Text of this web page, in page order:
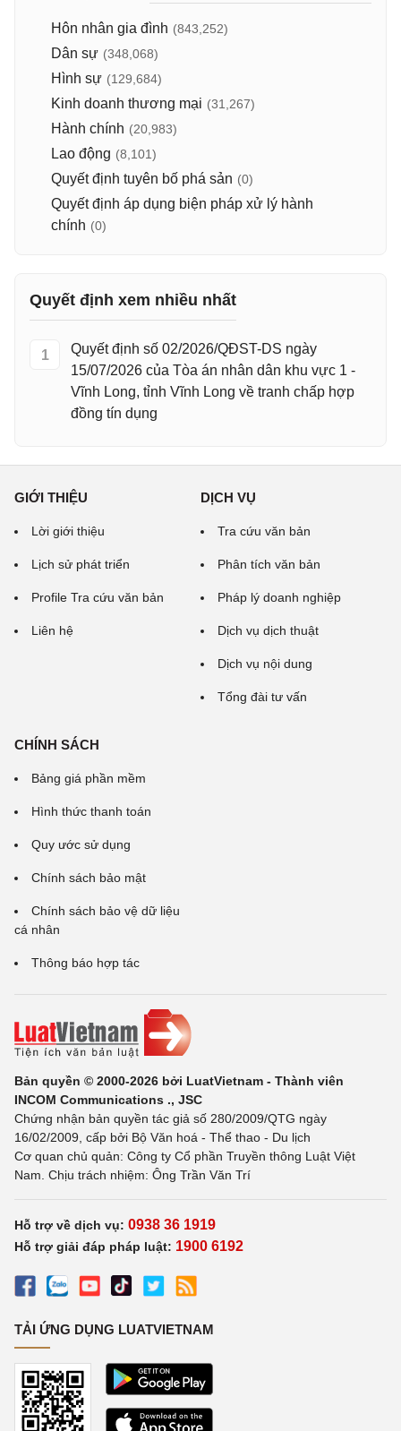
Hôn nhân gia đình (843,252)
Dân sự (348,068)
Hình sự (129,684)
Kinh doanh thương mại (31,267)
Hành chính (20,983)
Lao động (8,101)
Quyết định tuyên bố phá sản (0)
Quyết định áp dụng biện pháp xử lý hành
chính (0)
Quyết định xem nhiều nhất
1
Quyết định số 02/2026/QĐST-DS ngày
15/07/2026 của Tòa án nhân dân khu vực 1 -
Vĩnh Long, tỉnh Vĩnh Long về tranh chấp hợp
đồng tín dụng
GIỚI THIỆU
Lời giới thiệu
Lịch sử phát triển
Profile Tra cứu văn bản
Liên hệ
DỊCH VỤ
Tra cứu văn bản
Phân tích văn bản
Pháp lý doanh nghiệp
Dịch vụ dịch thuật
Dịch vụ nội dung
Tổng đài tư vấn
CHÍNH SÁCH
Bảng giá phần mềm
Hình thức thanh toán
Quy ước sử dụng
Chính sách bảo mật
Chính sách bảo vệ dữ liệu
cá nhân
Thông báo hợp tác
Bản quyền © 2000-2026 bởi LuatVietnam - Thành viên
INCOM Communications ., JSC
Chứng nhận bản quyền tác giả số 280/2009/QTG ngày
16/02/2009, cấp bởi Bộ Văn hoá - Thể thao - Du lịch
Cơ quan chủ quản: Công ty Cổ phần Truyền thông Luật Việt
Nam. Chịu trách nhiệm: Ông Trần Văn Trí
Hỗ trợ về dịch vụ: 0938 36 1919
Hỗ trợ giải đáp pháp luật: 1900 6192
TẢI ỨNG DỤNG LUATVIETNAM